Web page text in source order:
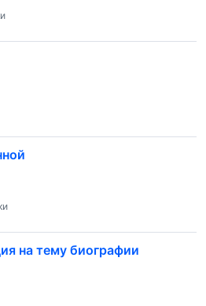
на тему биографии